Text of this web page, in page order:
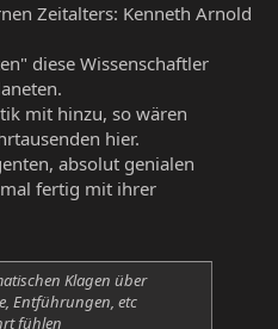
Zeitalters: Kenneth Arnold
diese Wissenschaftler
mit hinzu, so wären
hier.
absolut genialen
fertig mit ihrer
Klagen über
Entführungen, etc
fühlen